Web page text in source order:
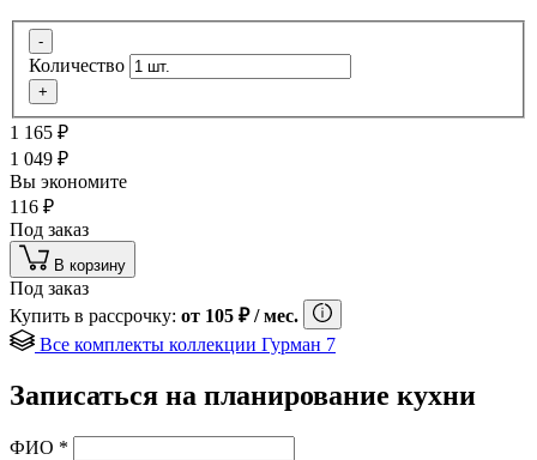
-
Количество
+
1 165 ₽
1 049 ₽
Вы экономите
116 ₽
Под заказ
В корзину
Под заказ
Купить в рассрочку: от 105 ₽/ мес.
Все комплекты коллекции Гурман 7
Записаться на планирование кухни
ФИО *